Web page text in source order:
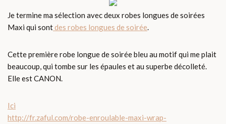
Je termine ma sélection avec deux robes longues de soirées
Maxi qui sontdes robes longues de soirée.
Cette première robe longue de soirée bleu au motif qui me plait
beaucoup, qui tombe sur les épaules et au superbe décolleté.
Elle est CANON.
Ici
http://fr.zaful.com/robe-enroulable-maxi-wrap-